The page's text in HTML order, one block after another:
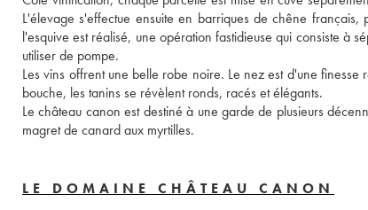
L'élevage s'effectue ensuite en barriques de chêne
l'esquive est réalisé, une opération fastidieuse qui consiste à
utiliser de pompe.
Les vins offrent une belle robe noire. Le nez est d'une
bouche, les tanins se révèlent ronds, racés et élégants.
Le château canon est destiné à une garde de plusieurs
magret de canard aux myrtilles.
LE DOMAINE CHÂTEAU CANON